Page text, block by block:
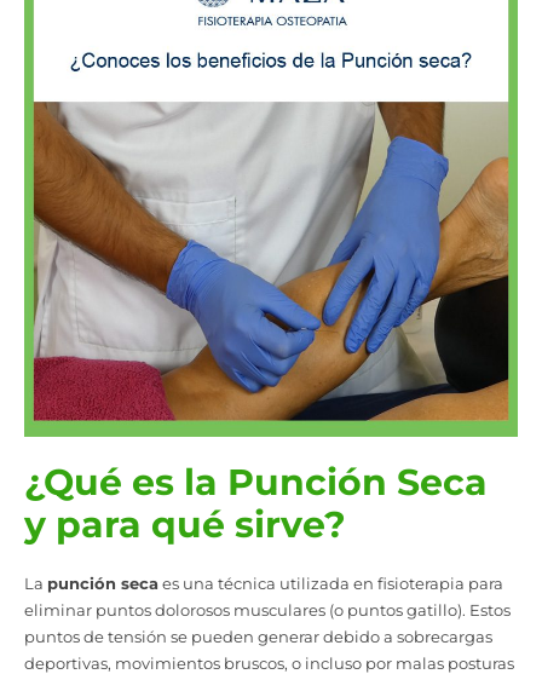
¿Qué es la Punción Seca
y para qué sirve?
La punción secaes una técnica utilizada en fisioterapia para
eliminar puntos dolorosos musculares (o puntos gatillo). Estos
puntos de tensión se pueden generar debido a sobrecargas
deportivas, movimientos bruscos, o incluso por malas posturas